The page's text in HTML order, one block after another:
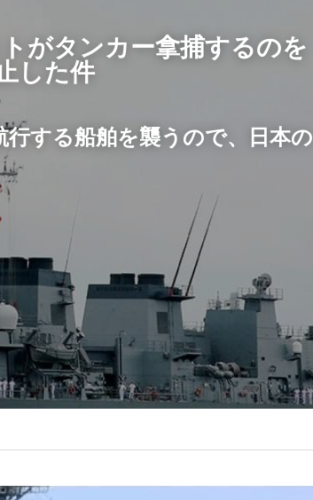
がタンカー拿捕するのを
した件
する船舶を襲うので、日本の